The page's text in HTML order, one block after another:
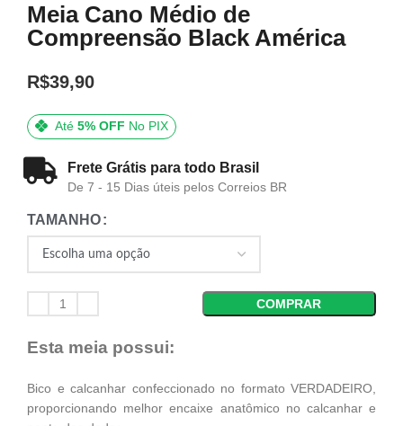
Meia Cano Médio de
Compreensão Black América
R$39,90
Até 5% OFF No PIX
Frete Grátis para todo Brasil
De 7 - 15 Dias úteis pelos Correios BR
TAMANHO
COMPRAR
Esta meia possui:
Bico e calcanhar confeccionado no formato VERDADEIRO,
proporcionando melhor encaixe anatômico no calcanhar e